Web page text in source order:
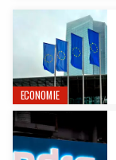
ECONOMIE